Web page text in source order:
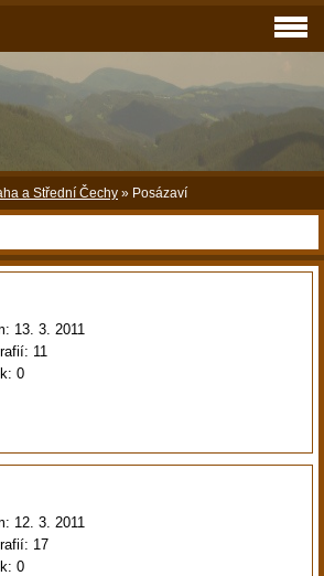
a Střední Čechy » Posázaví
13. 3. 2011
11
0
12. 3. 2011
17
0